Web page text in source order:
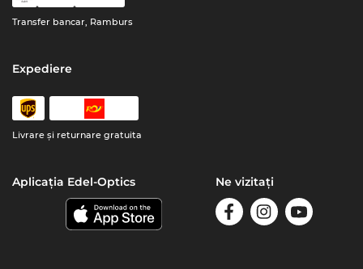
Transfer bancar, Ramburs
Expediere
Livrare şi returnare gratuita
Aplicația Edel-Optics Ne vizitați